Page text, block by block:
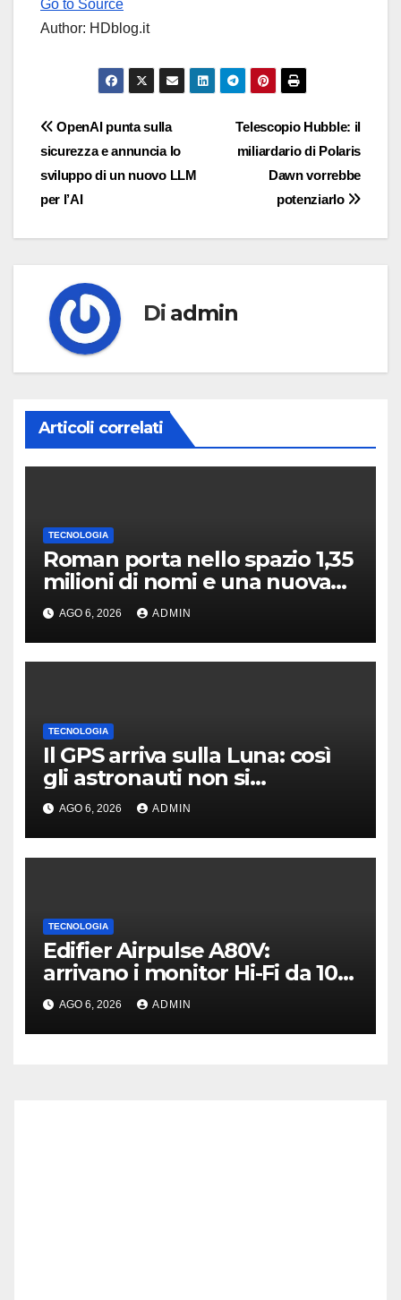
Go to Source
Author: HDblog.it
Navigazione
articoli
Telescopio Hubble: il
miliardario di Polaris
Dawn vorrebbe
potenziarlo
OpenAI punta sulla
sicurezza e annuncia lo
sviluppo di un nuovo LLM
per l’AI
Di admin
Articoli correlati
TECNOLOGIA
Roman porta nello spazio 1,35
milioni di nomi e una nuova
astronomia
AGO 6, 2026 ADMIN
TECNOLOGIA
Il GPS arriva sulla Luna: così
gli astronauti non si
perderanno più
AGO 6, 2026 ADMIN
TECNOLOGIA
Edifier Airpulse A80V:
arrivano i monitor Hi-Fi da 100
W con USB Hi-Res
AGO 6, 2026 ADMIN